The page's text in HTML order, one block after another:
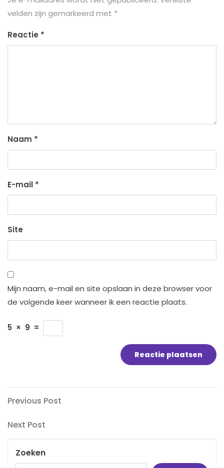
velden zijn gemarkeerd met *
Reactie *
Naam *
E-mail *
Site
Mijn naam, e-mail en site opslaan in deze browser voor
de volgende keer wanneer ik een reactie plaats.
5 × 9 =
Bericht
navigatie
Previous
Previous Post
Next
Next Post
Zoeken